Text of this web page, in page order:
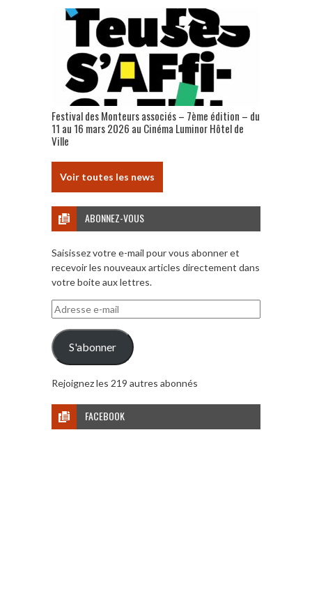
Festival des Monteurs associés – 7ème édition – du
11 au 16 mars 2026 au Cinéma Luminor Hôtel de
Ville
Voir toutes les news
ABONNEZ-VOUS
Saisissez votre e-mail pour vous abonner et
recevoir les nouveaux articles directement dans
votre boite aux lettres.
Adresse
e-
mail
S'abonner
Rejoignez les 219 autres abonnés
FACEBOOK